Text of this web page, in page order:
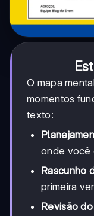
O mapa
momentos
texto:
onde você
Rascunho
primeira
Revisão